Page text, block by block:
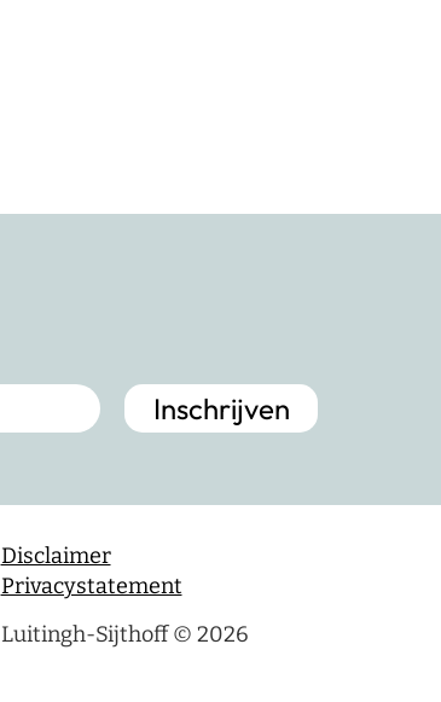
Disclaimer
Privacystatement
Luitingh-Sijthoff © 2026